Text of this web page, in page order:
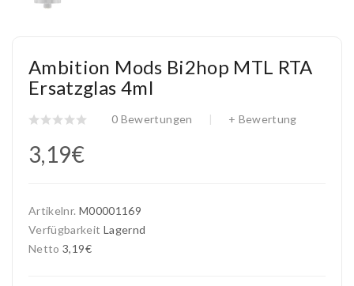
Ambition Mods Bi2hop MTL RTA
Ersatzglas 4ml
0 Bewertungen + Bewertung
3,19€
Artikelnr. M00001169
Verfügbarkeit Lagernd
Netto3,19€